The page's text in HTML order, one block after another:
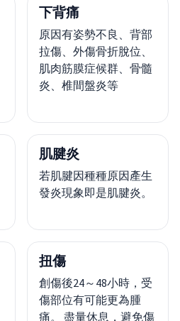
下背痛
原因有姿勢不良、背部
拉傷、外傷骨折脫位、
肌肉筋膜症候群、骨髓
炎、椎間盤炎等
肌腱炎
若肌腱因種種原因產生
發炎現象即是肌腱炎。
扭傷
創傷後24～48小時，受
傷部位有可能更為腫
痛。 盡量休息，避免傷